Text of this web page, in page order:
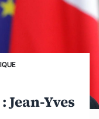
Yves